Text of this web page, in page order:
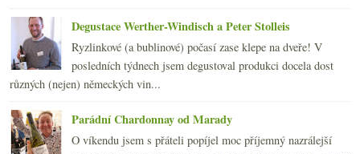
Degustace Werther-Windisch a Peter Stolleis
Ryzlinkové (a bublinové) počasí zase klepe na dveře! V
posledních týdnech jsem degustoval produkci docela dost
různých (nejen) německých vin...
Parádní Chardonnay od Marady
O víkendu jsem s přáteli popíjel moc příjemný nazrálejší